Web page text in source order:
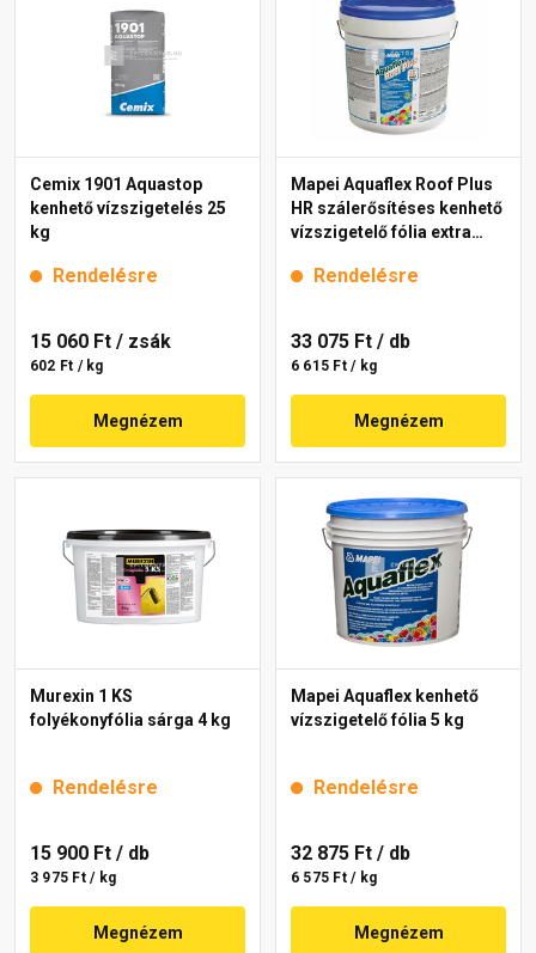
Cemix 1901 Aquastop
kenhető vízszigetelés 25
kg
Rendelésre
15 060 Ft / zsák
602 Ft / kg
Megnézem
Mapei Aquaflex Roof Plus
HR szálerősítéses kenhető
vízszigetelő fólia extra
Rendelésre
33 075 Ft / db
6 615 Ft / kg
Megnézem
Murexin 1 KS
folyékonyfólia sárga 4 kg
Rendelésre
15 900 Ft / db
3 975 Ft / kg
Megnézem
Mapei Aquaflex kenhető
vízszigetelő fólia 5 kg
Rendelésre
32 875 Ft / db
6 575 Ft / kg
Megnézem